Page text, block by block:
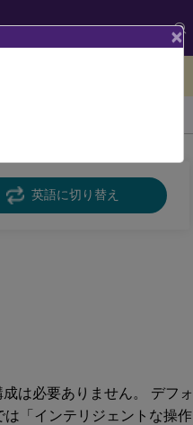
英語に切り替え
は必要ありません。 デフォ
「インテリジェントな操作
×